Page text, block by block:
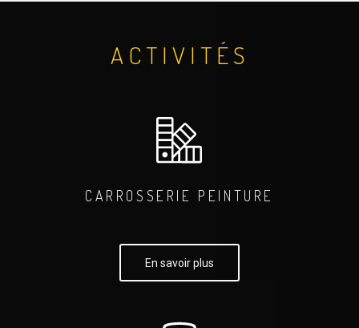
ACTIVITÉS
CARROSSERIE PEINTURE
En savoir plus